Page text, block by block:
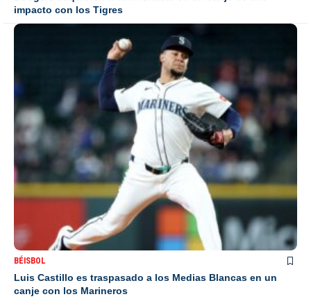
impacto con los Tigres
BÉISBOL
Luis Castillo es traspasado a los Medias Blancas en un
canje con los Marineros